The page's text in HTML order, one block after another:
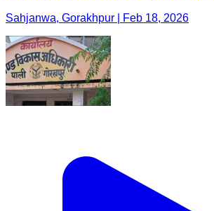
Sahjanwa, Gorakhpur | Feb 18, 2026